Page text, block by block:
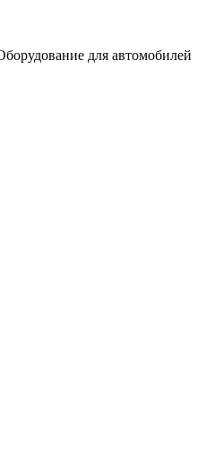
для автомобилей